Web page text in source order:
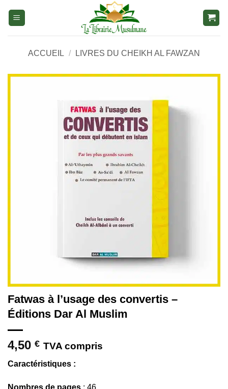
ACCUEIL / LIVRES DU CHEIKH AL FAWZAN
Fatwas à l’usage des convertis –
Éditions Dar Al Muslim
4,50 € TVA compris
Caractéristiques :
Nombres de pages : 46